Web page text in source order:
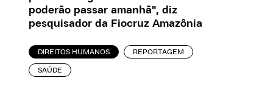
poderão passar amanhã", diz
pesquisador da Fiocruz Amazônia
DIREITOS HUMANOS REPORTAGEM
SAÚDE